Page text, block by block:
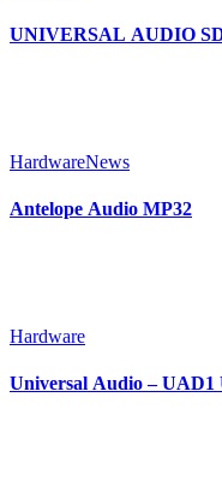
UNIVERSAL AUDIO
HardwareNews
Antelope Audio MP32
Hardware
Universal Audio – UAD1